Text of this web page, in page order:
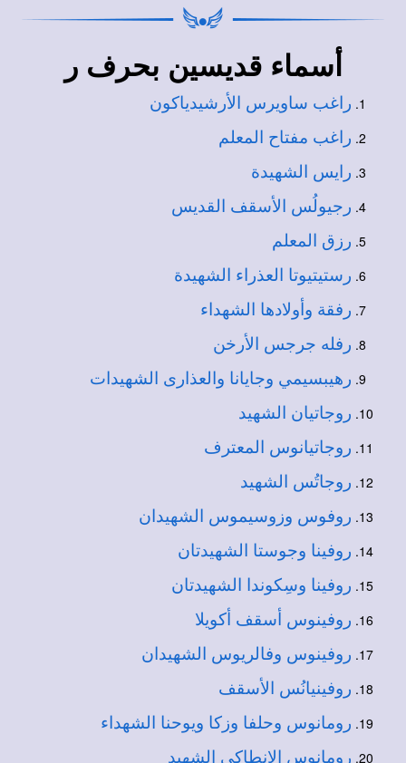
أسماء قديسين بحرف ر
راغب ساويرس الأرشيدياكون
راغب مفتاح المعلم
رايس الشهيدة
رجيولُس الأسقف القديس
رزق المعلم
رستيتيوتا العذراء الشهيدة
رفقة وأولادها الشهداء
رفله جرجس الأرخن
رهيبسيمي وجايانا والعذارى الشهيدات
روجاتيان الشهيد
روجاتيانوس المعترف
روجاتُس الشهيد
روفوس وزوسيموس الشهيدان
روفينا وجوستا الشهيدتان
روفينا وسِكوندا الشهيدتان
روفينوس أسقف أكويلا
روفينوس وفالريوس الشهيدان
روفينيانُس الأسقف
رومانوس وحلفا وزكا ويوحنا الشهداء
رومانوس الإنطاكي الشهيد